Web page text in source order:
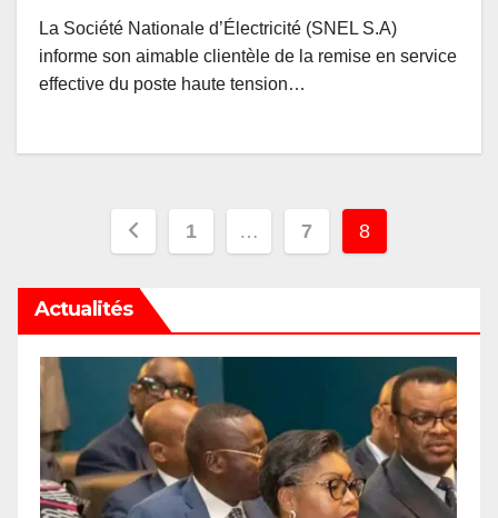
La Société Nationale d’Électricité (SNEL S.A)
informe son aimable clientèle de la remise en service
effective du poste haute tension…
Pagination
publications
1 … 7 8
Actualités